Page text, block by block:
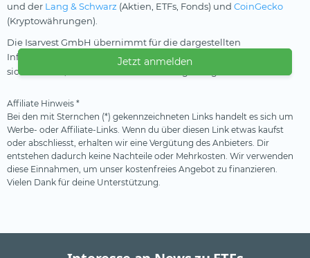
Jetzt anmelden
und der Lang & Schwarz (Aktien, ETFs, Fonds) und CoinGecko
(Kryptowährungen).
Die Isarvest GmbH übernimmt für die dargestellten
Informationen keine Gewährleistung und kann nicht
sicherstellen, dass die Daten vollständig und genau sind.
Affiliate Hinweis *
Bei den mit Sternchen (*) gekennzeichneten Links handelt es sich um
Werbe- oder Affiliate-Links. Wenn du über diesen Link etwas kaufst
oder abschliesst, erhalten wir eine Vergütung des Anbieters. Dir
entstehen dadurch keine Nachteile oder Mehrkosten. Wir verwenden
diese Einnahmen, um unser kostenfreies Angebot zu finanzieren.
Vielen Dank für deine Unterstützung.